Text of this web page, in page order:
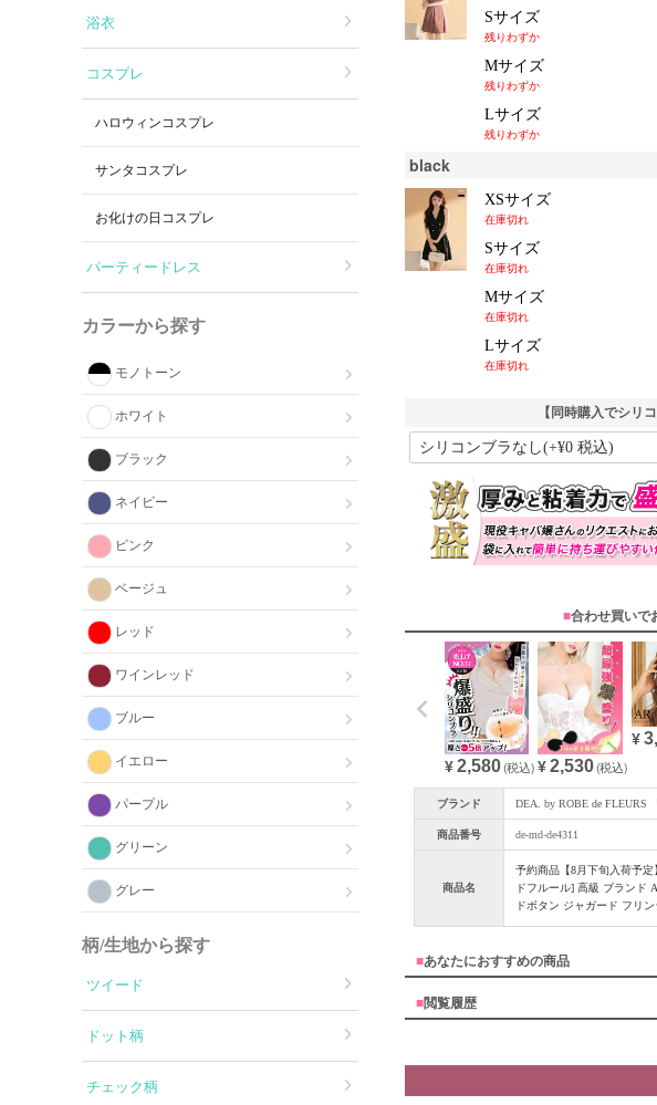
浴衣
コスプレ
ハロウィンコスプレ
サンタコスプレ
お化けの日コスプレ
パーティードレス
カラーから探す
モノトーン
ホワイト
ブラック
ネイビー
ピンク
ベージュ
レッド
ワインレッド
ブルー
イエロー
パープル
グリーン
グレー
柄/生地から探す
ツイード
ドット柄
チェック柄
Sサイズ
残りわずか
Mサイズ
残りわずか
Lサイズ
残りわずか
black
XSサイズ
在庫切れ
Sサイズ
在庫切れ
Mサイズ
在庫切れ
Lサイズ
在庫切れ
【同時購入でシリ
■合わせ買いで
¥2,580(税込) ¥ 2,530(税込)
¥
ブランド DEA. by ROBE de FLEURS
商品番号 de-md-de4311
商品名
予約商品【8月下旬入荷予定
ドフルール] 高級 ブランド
ドボタン ジャガード フリン
■あなたにおすすめの商品
■閲覧履歴